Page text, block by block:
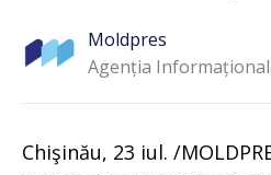
Moldpres
Agenția
Chişinău, 23 iul. /